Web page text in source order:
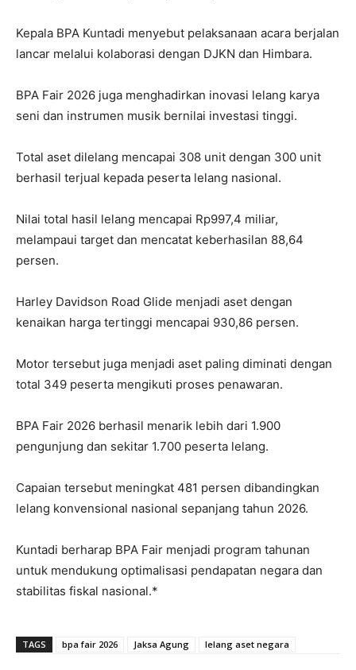
Kepala BPA Kuntadi menyebut pelaksanaan acara berjalan
lancar melalui kolaborasi dengan DJKN dan Himbara.
BPA Fair 2026 juga menghadirkan inovasi lelang karya
seni dan instrumen musik bernilai investasi tinggi.
Total aset dilelang mencapai 308 unit dengan 300 unit
berhasil terjual kepada peserta lelang nasional.
Nilai total hasil lelang mencapai Rp997,4 miliar,
melampaui target dan mencatat keberhasilan 88,64
persen.
Harley Davidson Road Glide menjadi aset dengan
kenaikan harga tertinggi mencapai 930,86 persen.
Motor tersebut juga menjadi aset paling diminati dengan
total 349 peserta mengikuti proses penawaran.
BPA Fair 2026 berhasil menarik lebih dari 1.900
pengunjung dan sekitar 1.700 peserta lelang.
Capaian tersebut meningkat 481 persen dibandingkan
lelang konvensional nasional sepanjang tahun 2026.
Kuntadi berharap BPA Fair menjadi program tahunan
untuk mendukung optimalisasi pendapatan negara dan
stabilitas fiskal nasional.*
TAGS bpa fair 2026 Jaksa Agung lelang aset negara